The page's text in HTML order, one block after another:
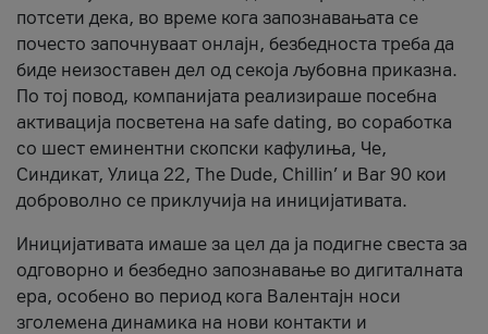
потсети дека, во време кога запознавањата се
почесто започнуваат онлајн, безбедноста треба да
биде неизоставен дел од секоја љубовна приказна.
По тој повод, компанијата реализираше посебна
активација посветена на safe dating, во соработка
со шест еминентни скопски кафулиња, Че,
Синдикат, Улица 22, The Dude, Chillin’ и Bar 90 кои
доброволно се приклучија на иницијативата.
Иницијативата имаше за цел да ја подигне свеста за
одговорно и безбедно запознавање во дигиталната
ера, особено во период кога Валентајн носи
зголемена динамика на нови контакти и